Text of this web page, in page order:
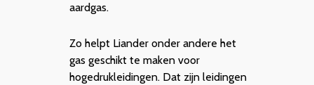
aardgas.
Zo helpt Liander onder andere het
gas geschikt te maken voor
hogedrukleidingen. Dat zijn leidingen